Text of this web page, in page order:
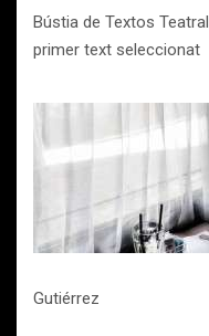
Bústia de Textos
primer text seleccionat
Gutiérrez